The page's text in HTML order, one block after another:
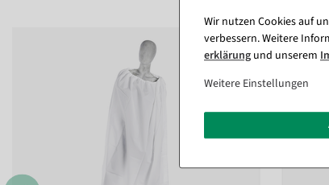
Wir nutzen Cookies auf
verbessern. Weitere
erklärung und unserem
Weitere Einstellungen